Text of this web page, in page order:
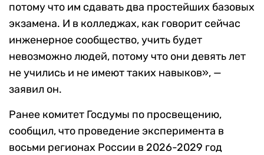
потому что им сдавать два простейших базовых
экзамена. И в колледжах, как говорит сейчас
инженерное сообщество, учить будет
невозможно людей, потому что они девять лет
не учились и не имеют таких навыков», —
заявил он.
Ранее комитет Госдумы по просвещению,
сообщил, что проведение эксперимента в
восьми регионах России в 2026-2029 год